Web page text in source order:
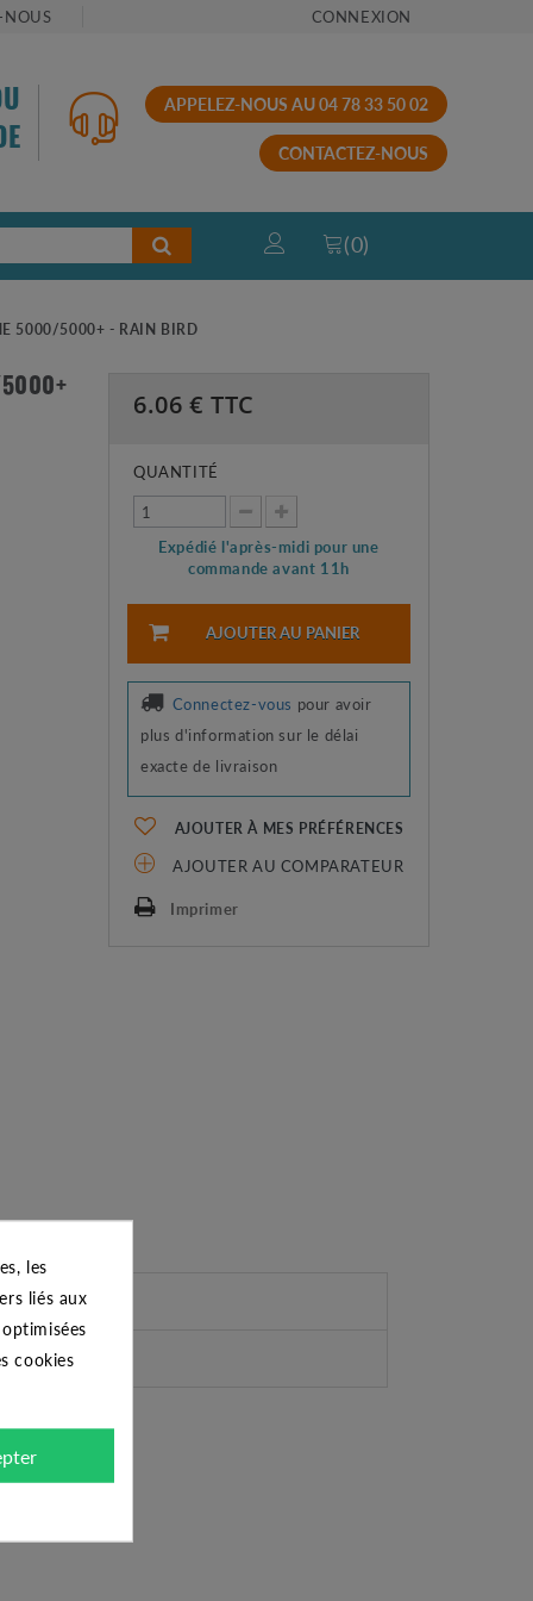
CONNEXION
APPELEZ-NOUS AU 04 78 33 50 02
CONTACTEZ-NOUS
(0)
5000/5000+ - RAIN BIRD
5000+ 6.06 € TTC
QUANTITÉ
Expédié l'après-midi pour une
commande avant 11h
AJOUTER AU PANIER
Connectez-vous pour avoir
plus d'information sur le délai
exacte de livraison
AJOUTER À MES PRÉFÉRENCES
AJOUTER AU COMPARATEUR
Imprimer
les
liés aux
cookies